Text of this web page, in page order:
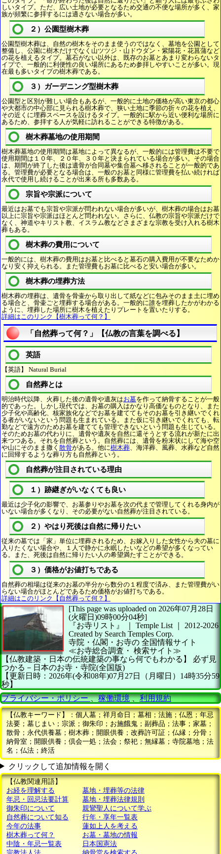
しいタイプ。ただ、広い土地が必要となるため交通の不便な場所が多く、家
族が頻繁に参拝するには適さない場合が多い。
２）公園型樹木葬
公園型樹木葬は、自然の樹木をそのまま使うのではなく、墓地を公園として
整備し、公園に樹木だけでなく山ツツジ・山ドウダン・紫陽花・花菖蒲など
の花を植えるタイプ。墓石がない以外は、既存のお墓とあまり変わらないタ
イプで、一般的に利便性の良い場所にあるため参拝しやすいことが多い。現
在最も多いタイプの樹木葬である。
３）ガーデニング型樹木葬
公園型と区別が難しい場合もあるが、一般的に土地の価格が高い東京の都心
や大都市の中心部に見られる樹木葬で、狭い土地に季節の折々の花を植え、
その近くに埋葬スペースを設けるタイプ。一般的に駅から近い便利な場所に
あるため、参拝する人が気軽に訪れることができる特徴がある。
樹木葬墓地の使用期間
樹木葬墓地の使用期間は墓地によって異なるが、一般的には管理費は不要で
使用期間は１０年、２０年、３０年と決まられている場合が多い。その場合
は、期間が終了した後は遺骨が合同墓や集合墓へ移されることが一般的であ
る。管理費が必要となる場合は、一般のお墓と同様に管理費を払い続ければ
永代で使用し続けることが出来る所も多数ある。
宗旨や宗派について
最近はお墓でも宗旨や宗派が問われない場合が多いが、樹木葬の場合はお墓
以上に宗旨や宗派はほとんど問われない。さらに、仏教の宗旨や宗派だけで
なく、神道やキリスト教、イスラム教などさまざまな宗教を受け入れる樹木
葬もある。
樹木葬の費用について
一般的には、樹木葬の費用はお墓と比べると墓石の購入費用が不要なためか
なり安く抑えられる。また管理費もお墓に比べると安い場合が多い。
樹木葬の埋葬方法
樹木葬の埋葬は、遺骨を骨壷から取り出して紙などに包みそのまま土に埋め
る場合と、骨壷ごと埋葬する場合がある。一般的に誰を埋葬したかがわかる
ように、埋葬した場所に樹木を植えたりプレートを置いたりする。
詳細はこのリンク【樹木葬って何？】
「自然葬って何？」【仏教の言葉を調べる】
英語
【英語】 Natural Burial
自然葬とは
明治時代以降、火葬した後の遺骨や遺灰はお墓を作って納骨することが一般
的であった。しかし現代では、お墓の購入はかなり高価なものとなり、また
少子化や高齢化、核家族化などでお墓を建ててもそのお墓を引き継いでくれ
る者がいないという問題も生まれている。また仮に引き継いでくれても、転
勤などで遠方のためお墓を建てても管理できないという問題も生じている。
そのためお墓の代わりに、遺骨や遺灰を自然に還そうとする流れが新たに出
来つつある。それを自然葬という。自然葬には、遺骨を粉末状にして海や空
や山にそのまま撒く 散骨がある。他に樹木葬 、海洋葬、風葬、水葬など自然
に回帰するような葬り方も自然葬という。
自然葬が注目されている理由
１）跡継ぎがいなくても良い
最近は少子化の影響で、お墓参りやお墓を次の代まで管理してくれる身内が
いない場合が多くなり、その必要がない自然葬が注目されている。
２）やはり死後は自然に帰りたい
従来の墓では「家」単位に埋葬されるため、お嫁入りした女性から夫の墓に
入りたくない場合や、１人で静かに永眠したいなどの希望が多くなってい
る。また、死後は自然に帰りたい人の希望満たすことができる。
３）価格がお値打ちである
自然葬の相場は従来のお墓の半分から数分の１程度で済み、また管理費がい
らない場合がほとんどであるため価格がお値打ちである。
詳細はこのリンク【自然葬って何？】
[This page was uploaded on 2026年07月28日
(火曜日)09時00分04秒]
『お寺リスト』 ｜ Temple List
2012-2026
Created by Search Temples Corp.
寺院・仏閣・お寺の 全国情報サイト
≪お寺総合調査・ 検索サイト≫
【仏教建築・日本の伝統建築の事なら何でもわかる】
必ず見
つかる－日本のお寺・寺院(全国版)
【更新日時：2026年(令和08年)07月27日（月曜日）14時35分59
秒】
プライバシー・ポリシー、稼働環境、利用規約
【仏教キーワード】：個人墓；祥月命日；墓相；法施；仏恩；年忌
法要；墓じまい；宗派；御朱印；お施餓鬼；副葬品；法事；家墓；
散骨；永代供養墓；樹木葬；開眼供養；改葬許可証；仏縁；分骨；
納骨室；開眼供養；倶会一処；法会；祭祀；無縁墓；寺院墓地；法
名；仏法；終活
クリックして追加情報を開く
【仏教関連用語】
お経を理解する
墓地・埋葬等の法律
年忌・回忌法要計算
墓地・埋葬法律規則
御朱印について
親鸞聖人について学ぶ
自然葬について知る
行年・享年一覧表
今年の法事
蓮如上人を考える
樹木葬って何？
お墓・墓地の情報
中陰・年忌一覧表
日本国憲法
宗教法人法
納骨堂を検索する